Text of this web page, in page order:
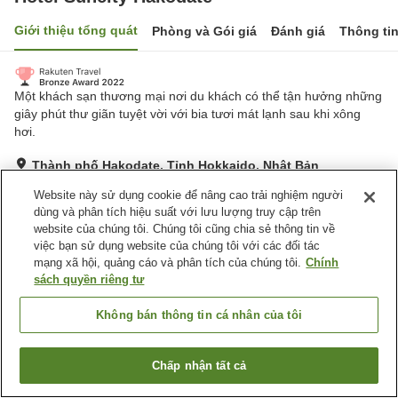
Giới thiệu tổng quát Phòng và Gói giá Đánh giá Thông
Một khách sạn thương mại nơi du khách có thể tận hưởng những
giây phút thư giãn tuyệt vời với bia tươi mát lạnh sau khi xông
hơi.
Thành phố Hakodate, Tỉnh Hokkaido, Nhật Bản
Rất tốt Đánh giá:231 lượt
Tiện nghi chỗ nghỉ
Bãi đỗ xe
Nhà hàng
Trang chủ
Tìm phòng trống
Website này sử dụng cookie để nâng cao trải nghiệm người
dùng và phân tích hiệu suất với lưu lượng truy cập trên
website của chúng tôi. Chúng tôi cũng chia sẻ thông tin về
việc bạn sử dụng website của chúng tôi với các đối tác
mạng xã hội, quảng cáo và phân tích của chúng tôi. Chính
sách quyền riêng tư
Không bán thông tin cá nhân của tôi
Chấp nhận tất cả